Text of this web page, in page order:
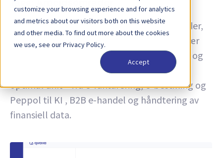
customize your browsing experience and for analytics
and metrics about our visitors both on this website
and other media. To find out more about the cookies
we use, see our Privacy Policy.
Accept
Tagg:
Innsikt i transaksjoner, teknologier og trender,
samt nyheter om produktoppdateringer. Lær
mer om hvordan du kan forbedre prosesser og
hvordan du kan bruke transaksjonsdata for
optimal drift – fra e-fakturering, e-bestilling og
Peppol til KI , B2B e-handel og håndtering av
finansiell data.